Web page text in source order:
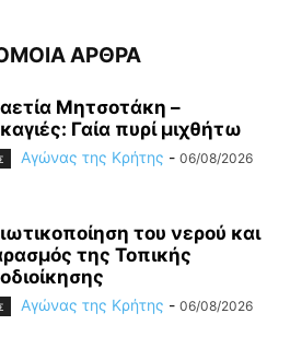
ΑΡΘΡΑ
Μητσοτάκη –
Γαία πυρί μιχθήτω
Αγώνας της Κρήτης - 06/08/2026
του νερού και
της Τοπικής
Αγώνας της Κρήτης - 06/08/2026